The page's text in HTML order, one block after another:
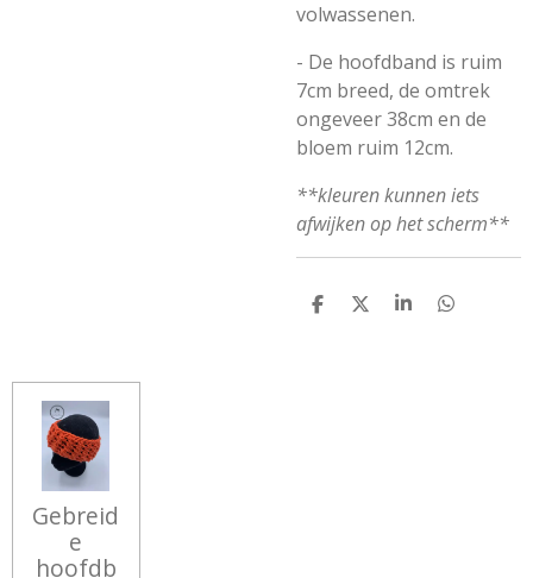
volwassenen.
- De hoofdband is ruim
7cm breed, de omtrek
ongeveer 38cm en de
bloem ruim 12cm.
**kleuren kunnen iets
afwijken op het scherm**
D
D
S
D
Gebreid
e
hoofdb